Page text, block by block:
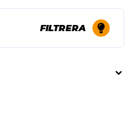
FILTRERA